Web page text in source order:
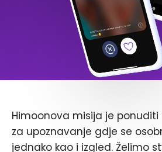
Himoonova misija je
za upoznavanje gdje se
jednako kao i izgled. Želimo